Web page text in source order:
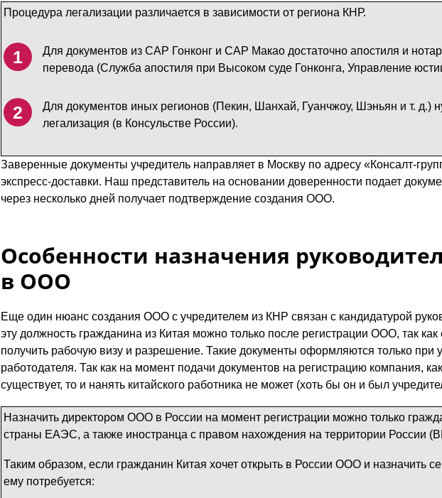
Процедура легализации различается в зависимости от региона КНР.
Для документов из САР Гонконг и САР Макао достаточно апостиля и
перевода (Служба апостиля при Высоком суде Гонконга, Управление
Для документов иных регионов (Пекин, Шанхай, Гуанчжоу, Шэньян и т. д.)
легализация (в Консульстве России).
Заверенные документы учредитель направляет в Москву по адресу «Консалт-
экспресс-доставки. Наш представитель на основании доверенности подает
через несколько дней получает подтверждение создания ООО.
Особенности назначения
в ООО
Еще один нюанс создания ООО с учредителем из КНР связан с кандидатурой
эту должность гражданина из Китая можно только после регистрации ООО, так как
получить рабочую визу и разрешение. Такие документы оформляются только при
работодателя. Так как на момент подачи документов на регистрацию компания,
существует, то и нанять китайского работника не может (хоть бы он и был
Назначить директором ООО в России на момент регистрации можно только
страны ЕАЭС, а также иностранца с правом нахождения на территории России
Таким образом, если гражданин Китая хочет открыть в России ООО и назначить
ему потребуется: